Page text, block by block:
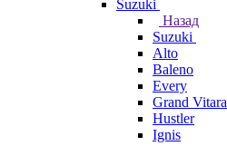
Suzuki
Назад
Suzuki
Alto
Baleno
Every
Grand Vitara
Hustler
Ignis